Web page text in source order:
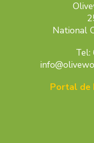
National
Tel:
Portal de